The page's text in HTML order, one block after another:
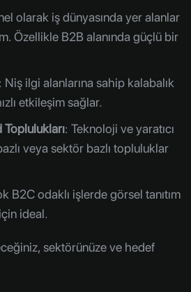
olarak iş dünyasında yer alanlar
Özellikle B2B alanında güçlü bir
: Niş ilgi alanlarına sahip kalabalık
etkileşim sağlar.
: Teknoloji ve yaratıcı
veya sektör bazlı topluluklar
B2C odaklı işlerde görsel tanıtım
ideal.
sektörünüze ve hedef